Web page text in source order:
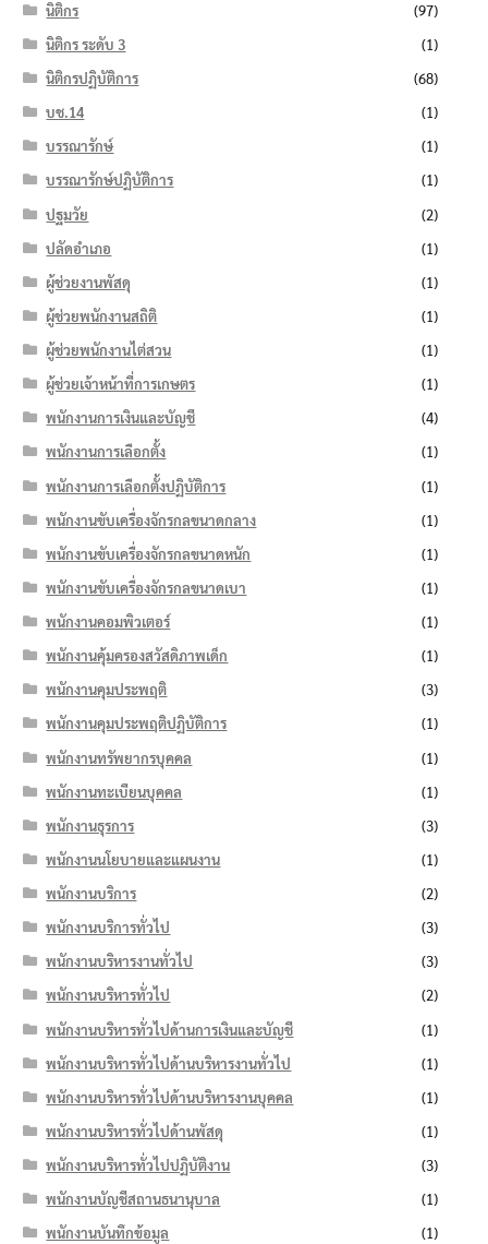
นิติกร
(97)
นิติกร ระดับ 3
(1)
นิติกรปฏิบัติการ
(68)
บช.14
(1)
บรรณารักษ์
(1)
บรรณารักษ์ปฏิบัติการ
(1)
ปฐมวัย
(2)
ปลัดอำเภอ
(1)
ผู้ช่วยงานพัสดุ
(1)
ผู้ช่วยพนักงานสถิติ
(1)
ผู้ช่วยพนักงานไต่สวน
(1)
ผู้ช่วยเจ้าหน้าที่การเกษตร
(1)
พนักงานการเงินและบัญชี
(4)
พนักงานการเลือกตั้ง
(1)
พนักงานการเลือกตั้งปฏิบัติการ
(1)
พนักงานขับเครื่องจักรกลขนาดกลาง
(1)
พนักงานขับเครื่องจักรกลขนาดหนัก
(1)
พนักงานขับเครื่องจักรกลขนาดเบา
(1)
พนักงานคอมพิวเตอร์
(1)
พนักงานคุ้มครองสวัสดิภาพเด็ก
(1)
พนักงานคุมประพฤติ
(3)
พนักงานคุมประพฤติปฏิบัติการ
(1)
พนักงานทรัพยากรบุคคล
(1)
พนักงานทะเบียนบุคคล
(1)
พนักงานธุรการ
(3)
พนักงานนโยบายและแผนงาน
(1)
พนักงานบริการ
(2)
พนักงานบริการทั่วไป
(3)
พนักงานบริหารงานทั่วไป
(3)
พนักงานบริหารทั่วไป
(2)
พนักงานบริหารทั่วไปด้านการเงินและบัญชี
(1)
พนักงานบริหารทั่วไปด้านบริหารงานทั่วไป
(1)
พนักงานบริหารทั่วไปด้านบริหารงานบุคคล
(1)
พนักงานบริหารทั่วไปด้านพัสดุ
(1)
พนักงานบริหารทั่วไปปฏิบัติงาน
(3)
พนักงานบัญชีสถานธนานุบาล
(1)
พนักงานบันทึกข้อมูล
(1)